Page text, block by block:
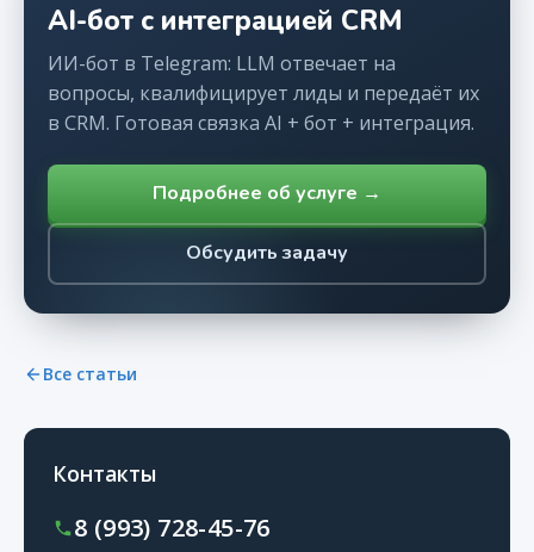
AI-бот с интеграцией CRM
ИИ-бот в Telegram: LLM отвечает на
вопросы, квалифицирует лиды и передаёт их
в CRM. Готовая связка AI + бот + интеграция.
Подробнее об услуге →
Обсудить задачу
Все статьи
Контакты
8 (993) 728-45-76